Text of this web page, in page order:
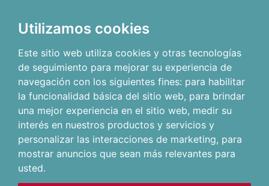
Utilizamos cookies
Este sitio web utiliza cookies y otras tecnologías
de seguimiento para mejorar su experiencia de
navegación con los siguientes fines: para habilitar
la funcionalidad básica del sitio web, para brindar
una mejor experiencia en el sitio web, medir su
interés en nuestros productos y servicios y
personalizar las interacciones de marketing, para
mostrar anuncios que sean más relevantes para
usted.